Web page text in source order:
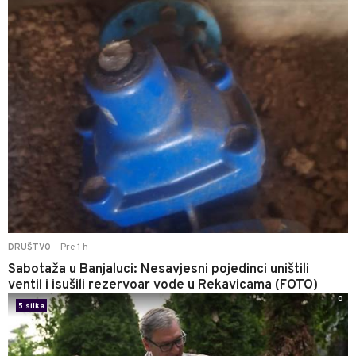
DRUŠTVO Pre 1 h
Sabotaža u Banjaluci: Nesavjesni pojedinci uništili
ventil i isušili rezervoar vode u Rekavicama (FOTO)
5 slika
0